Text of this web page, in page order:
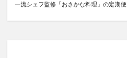
一流シェフ監修「おさかな料理」の定期便